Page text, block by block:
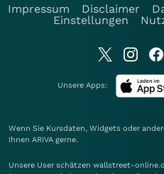
Impressum
Disclaimer
Einstellungen
Unsere Apps:
Wenn Sie Kursdaten, Widgets oder
Ihnen ARIVA gerne.
Unsere User schätzen wallstreet-